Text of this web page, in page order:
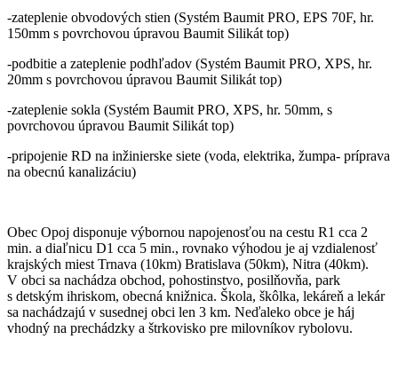
-zateplenie obvodových stien (Systém Baumit PRO, EPS 70F, hr.
150mm s povrchovou úpravou Baumit Silikát top)
-podbitie a zateplenie podhľadov (Systém Baumit PRO, XPS, hr.
20mm s povrchovou úpravou Baumit Silikát top)
-zateplenie sokla (Systém Baumit PRO, XPS, hr. 50mm, s
povrchovou úpravou Baumit Silikát top)
-pripojenie RD na inžinierske siete (voda, elektrika, žumpa- príprava
na obecnú kanalizáciu)
Obec Opoj disponuje výbornou napojenosťou na cestu R1 cca 2
min. a diaľnicu D1 cca 5 min., rovnako výhodou je aj vzdialenosť
krajských miest Trnava (10km) Bratislava (50km), Nitra (40km).
V obci sa nachádza obchod, pohostinstvo, posilňovňa, park
s detským ihriskom, obecná knižnica. Škola, škôlka, lekáreň a lekár
sa nachádzajú v susednej obci len 3 km. Neďaleko obce je háj
vhodný na prechádzky a štrkovisko pre milovníkov rybolovu.